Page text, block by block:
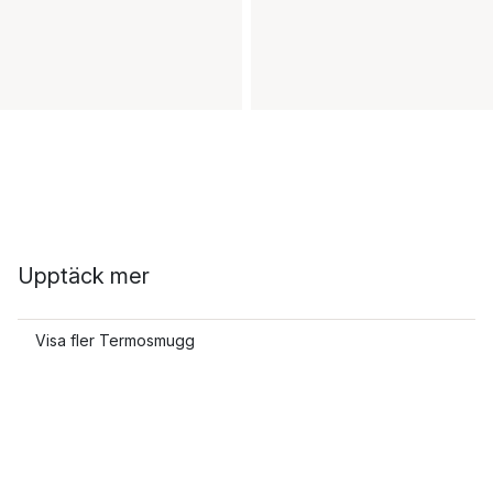
Upptäck mer
Visa fler Termosmugg